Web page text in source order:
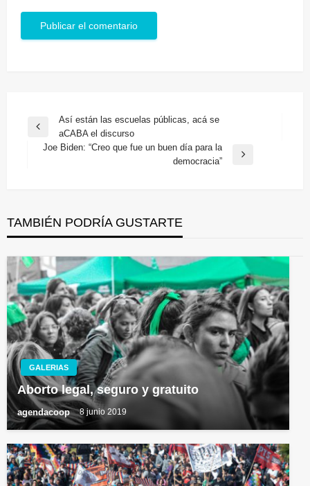
Navegación
Entrada
anterior
Así están las escuelas públicas, acá se
aCABA el discurso
Joe Biden: “Creo que fue un buen día para la
democracia”
TAMBIÉN PODRÍA GUSTARTE
GALERIAS
Aborto legal, seguro y gratuito
agendacoop 8 junio 2019